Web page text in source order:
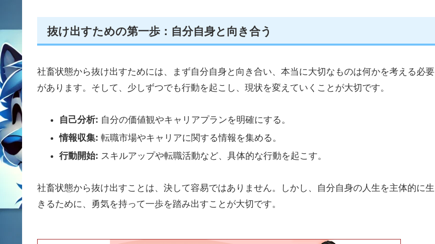
抜け出すための第一歩：自分自身と向き合う
社畜状態から抜け出すためには、まず自分自身と向き合い、本当に大切なものは何かを考える必要
があります。そして、少しずつでも行動を起こし、現状を変えていくことが大切です。
自己分析: 自分の価値観やキャリアプランを明確にする。
情報収集: 転職市場やキャリアに関する情報を集める。
行動開始: スキルアップや転職活動など、具体的な行動を起こす。
社畜状態から抜け出すことは、決して容易ではありません。しかし、自分自身の人生を主体的に生
きるために、勇気を持って一歩を踏み出すことが大切です。